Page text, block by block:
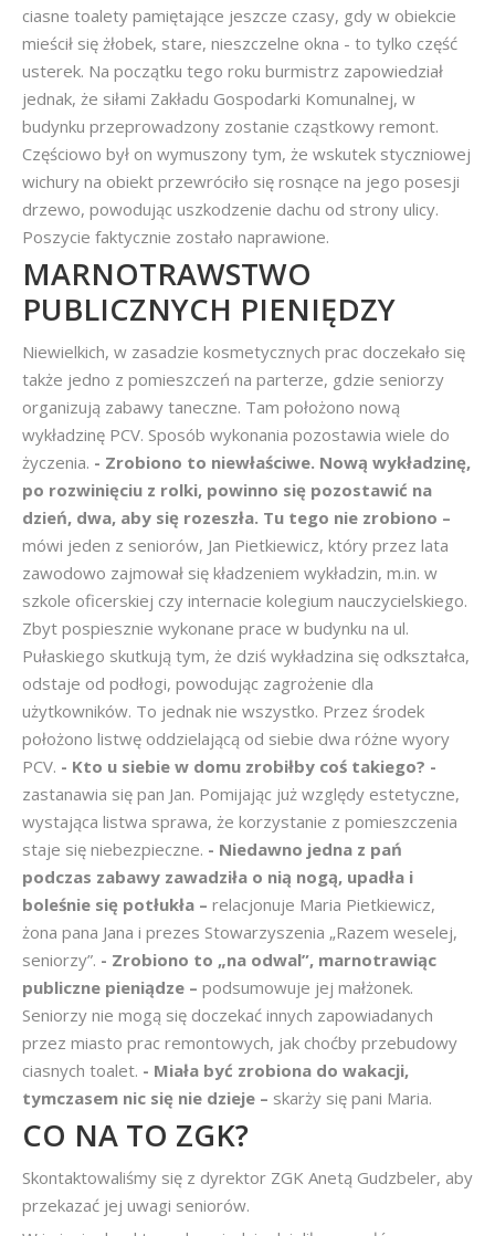
ciasne toalety pamiętające jeszcze czasy, gdy w obiekcie
mieścił się żłobek, stare, nieszczelne okna - to tylko część
usterek. Na początku tego roku burmistrz zapowiedział
jednak, że siłami Zakładu Gospodarki Komunalnej, w
budynku przeprowadzony zostanie cząstkowy remont.
Częściowo był on wymuszony tym, że wskutek styczniowej
wichury na obiekt przewróciło się rosnące na jego posesji
drzewo, powodując uszkodzenie dachu od strony ulicy.
Poszycie faktycznie zostało naprawione.
MARNOTRAWSTWO
PUBLICZNYCH PIENIĘDZY
Niewielkich, w zasadzie kosmetycznych prac doczekało się
także jedno z pomieszczeń na parterze, gdzie seniorzy
organizują zabawy taneczne. Tam położono nową
wykładzinę PCV. Sposób wykonania pozostawia wiele do
życzenia. - Zrobiono to niewłaściwe. Nową wykładzinę,
po rozwinięciu z rolki, powinno się pozostawić na
dzień, dwa, aby się rozeszła. Tu tego nie zrobiono –
mówi jeden z seniorów, Jan Pietkiewicz, który przez lata
zawodowo zajmował się kładzeniem wykładzin, m.in. w
szkole oficerskiej czy internacie kolegium nauczycielskiego.
Zbyt pospiesznie wykonane prace w budynku na ul.
Pułaskiego skutkują tym, że dziś wykładzina się odkształca,
odstaje od podłogi, powodując zagrożenie dla
użytkowników. To jednak nie wszystko. Przez środek
położono listwę oddzielającą od siebie dwa różne wyory
PCV. - Kto u siebie w domu zrobiłby coś takiego? -
zastanawia się pan Jan. Pomijając już względy estetyczne,
wystająca listwa sprawa, że korzystanie z pomieszczenia
staje się niebezpieczne. - Niedawno jedna z pań
podczas zabawy zawadziła o nią nogą, upadła i
boleśnie się potłukła – relacjonuje Maria Pietkiewicz,
żona pana Jana i prezes Stowarzyszenia „Razem weselej,
seniorzy”. - Zrobiono to „na odwal”, marnotrawiąc
publiczne pieniądze – podsumowuje jej małżonek.
Seniorzy nie mogą się doczekać innych zapowiadanych
przez miasto prac remontowych, jak choćby przebudowy
ciasnych toalet. - Miała być zrobiona do wakacji,
tymczasem nic się nie dzieje – skarży się pani Maria.
CO NA TO ZGK?
Skontaktowaliśmy się z dyrektor ZGK Anetą Gudzbeler, aby
przekazać jej uwagi seniorów.